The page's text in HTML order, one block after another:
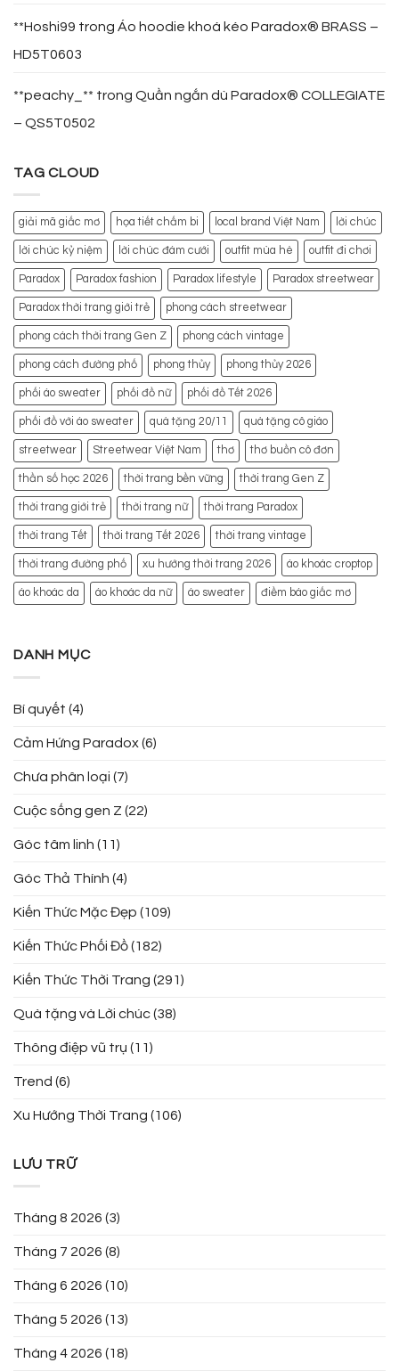
**Hoshi99 trong Áo hoodie khoá kéo Paradox® BRASS –
HD5T0603
**peachy_** trong Quần ngắn dù Paradox® COLLEGIATE
– QS5T0502
TAG CLOUD
giải mã giấc mơ họa tiết chấm bi local brand Việt Nam lời chúc
lời chúc kỷ niệm lời chúc đám cưới outfit mùa hè outfit đi chơi
Paradox Paradox fashion Paradox lifestyle Paradox streetwear
Paradox thời trang giới trẻ phong cách streetwear
phong cách thời trang Gen Z phong cách vintage
phong cách đường phố phong thủy phong thủy 2026
phối áo sweater phối đồ nữ phối đồ Tết 2026
phối đồ với áo sweater quà tặng 20/11 quà tặng cô giáo
streetwear Streetwear Việt Nam thơ thơ buồn cô đơn
thần số học 2026 thời trang bền vững thời trang Gen Z
thời trang giới trẻ thời trang nữ thời trang Paradox
thời trang Tết thời trang Tết 2026 thời trang vintage
thời trang đường phố xu hướng thời trang 2026 áo khoác croptop
áo khoác da áo khoác da nữ áo sweater điềm báo giấc mơ
DANH MỤC
Bí quyết (4)
Cảm Hứng Paradox(6)
Chưa phân loại (7)
Cuộc sống gen Z (22)
Góc tâm linh (11)
Góc Thả Thính (4)
Kiến Thức Mặc Đẹp (109)
Kiến Thức Phối Đồ(182)
Kiến Thức Thời Trang (291)
Quà tặng và Lời chúc(38)
Thông điệp vũ trụ (11)
Trend (6)
Xu Hướng Thời Trang (106)
LƯU TRỮ
Tháng 8 2026 (3)
Tháng 7 2026 (8)
Tháng 6 2026 (10)
Tháng 5 2026 (13)
Tháng 4 2026 (18)